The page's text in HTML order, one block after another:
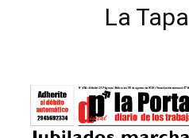
La Tapa